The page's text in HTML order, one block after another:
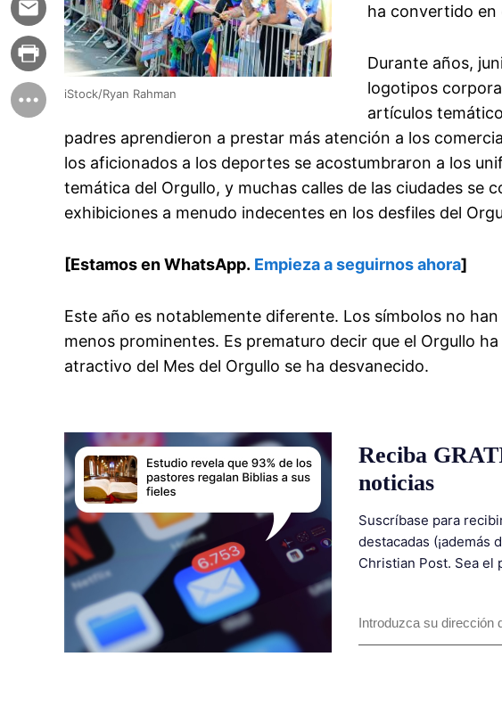
iStock/Ryan Rahman
ha convertido en
Durante años,
logotipos
artículos
padres aprendieron a prestar más atención a los
los aficionados a los deportes se acostumbraron a los
temática del Orgullo, y muchas calles de las ciudades se
exhibiciones a menudo indecentes en los desfiles del
[Estamos en WhatsApp. Empieza a seguirnos ahora]
Este año es notablemente diferente. Los símbolos no
menos prominentes. Es prematuro decir que el Orgullo
atractivo del Mes del Orgullo se ha desvanecido.
Reciba
noticias
Suscríbase para
destacadas (¡además
Christian Post. Sea el